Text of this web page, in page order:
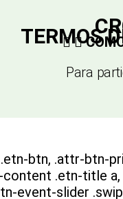
TERMOS
Para
btn, .attr-btn-
.etn-title
event-slider